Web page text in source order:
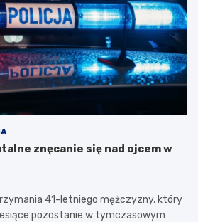
znęcanie się nad ojcem w
41-letniego mężczyzny, który
pozostanie w tymczasowym